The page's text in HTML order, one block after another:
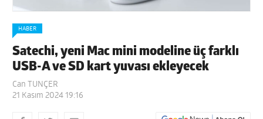
HABER
Satechi, yeni Mac mini modeline üç farklı
USB-A ve SD kart yuvası ekleyecek
Can TUNÇER
21 Kasım 2024 19:16